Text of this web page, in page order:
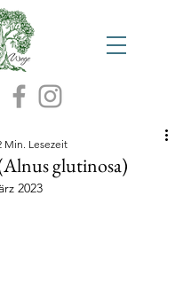
glutinosa)
Min. Lesezeit
2023